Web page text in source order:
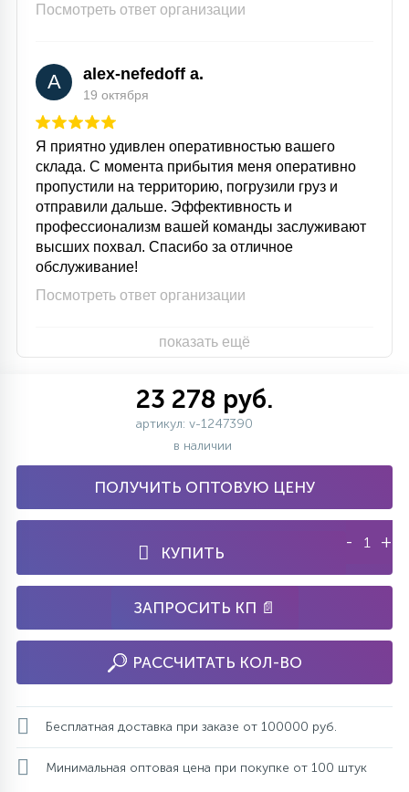
Посмотреть ответ организации
A alex-nefedoff a.
19 октября
Я приятно удивлен оперативностью вашего
склада. С момента прибытия меня оперативно
пропустили на территорию, погрузили груз и
отправили дальше. Эффективность и
профессионализм вашей команды заслуживают
высших похвал. Спасибо за отличное
обслуживание!
Посмотреть ответ организации
показать ещё
23 278 руб.
артикул: v-1247390
в наличии
ПОЛУЧИТЬ ОПТОВУЮ ЦЕНУ
КУПИТЬ
- +
ЗАПРОСИТЬ КП 📄
РАССЧИТАТЬ КОЛ-ВО
Бесплатная доставка при заказе от 100000 руб.
Минимальная оптовая цена при покупке от 100 штук